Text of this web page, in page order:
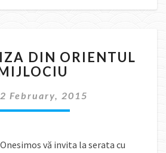
ȘI
CRIZA
ORIENTUL
MIJLOCIU
DIN ORIENTUL
2 February, 2015
vă invita la serata cu